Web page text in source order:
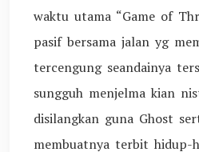
waktu utama “Game of
pasif bersama jalan yg
tercengung seandainya
sungguh menjelma kian
disilangkan guna Ghost
membuatnya terbit hidup-